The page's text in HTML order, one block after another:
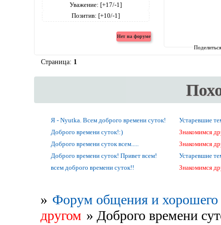
Уважение: [+17/-1]
Позитив: [+10/-1]
Страница: 1
Я - Nyutka. Всем доброго времени суток!
Устаревшие
Доброго времени суток!:)
Знакомимся
Доброго времени суток всем.....
Знакомимся
Доброго времени суток! Привет всем!
Устаревшие
всем доброго времени суток!!
Знакомимся
» Форум общения и хорошего
другом » Доброго времени